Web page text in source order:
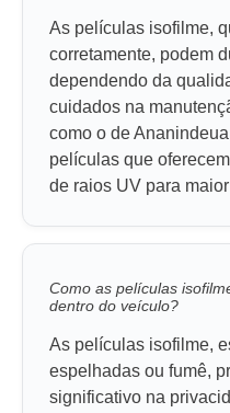
As películas isofilme,
corretamente, podem
dependendo da
cuidados na
como o de
películas que
de raios UV para
Como as películas
dentro do veículo?
As películas isofilme,
espelhadas ou fumê,
significativo na